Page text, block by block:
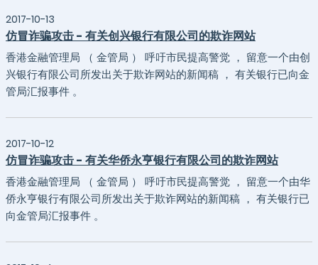
2017-10-13
仿冒诈骗攻击 - 有关创兴银行有限公司的欺诈网站
香港金融管理局 （ 金管局 ） 呼吁市民提高警觉 ， 留意一个由创
兴银行有限公司所发出关于欺诈网站的新闻稿 ， 有关银行已向金
管局汇报事件 。
2017-10-12
仿冒诈骗攻击 - 有关华侨永亨银行有限公司的欺诈网站
香港金融管理局 （ 金管局 ） 呼吁市民提高警觉 ， 留意一个由华
侨永亨银行有限公司所发出关于欺诈网站的新闻稿 ， 有关银行已
向金管局汇报事件 。